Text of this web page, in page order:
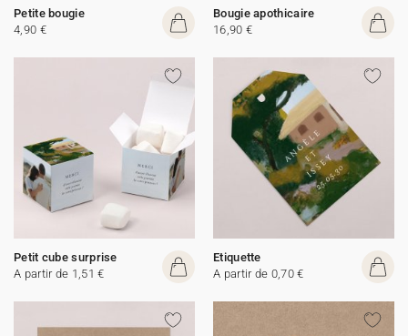
Petite bougie
4,90 €
Bougie apothicaire
16,90 €
Petit cube surprise
A partir de 1,51 €
Etiquette
A partir de 0,70 €